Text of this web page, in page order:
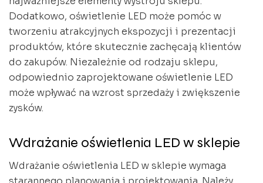
Dodatkowo, oświetlenie LED może pomóc w
tworzeniu atrakcyjnych ekspozycji i prezentacji
produktów, które skutecznie zachęcają klientów
do zakupów. Niezależnie od rodzaju sklepu,
odpowiednio zaprojektowane oświetlenie LED
może wpływać na wzrost sprzedaży i zwiększenie
zysków.
Wdrażanie oświetlenia LED w sklepie
Wdrażanie oświetlenia LED w sklepie wymaga